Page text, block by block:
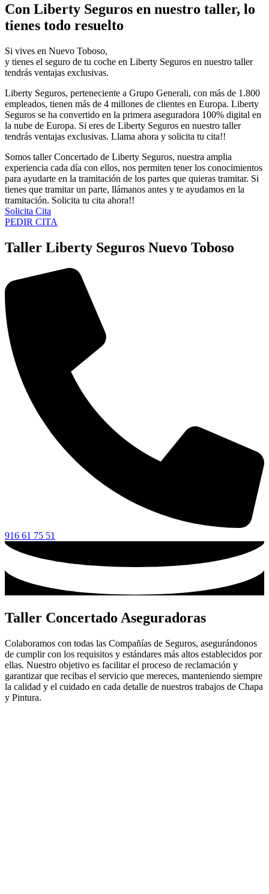
Con Liberty Seguros en nuestro taller, lo
tienes todo resuelto
Si vives en Nuevo Toboso,
y tienes el seguro de tu coche en Liberty Seguros en nuestro taller
tendrás ventajas exclusivas.
Liberty Seguros, perteneciente a Grupo Generali, con más de 1.800
empleados, tienen más de 4 millones de clientes en Europa. Liberty
Seguros se ha convertido en la primera aseguradora 100% digital en
la nube de Europa. Si eres de Liberty Seguros en nuestro taller
tendrás ventajas exclusivas. Llama ahora y solicita tu cita!!
Somos taller Concertado de Liberty Seguros, nuestra amplia
experiencia cada día con ellos, nos permiten tener los conocimientos
para ayudarte en la tramitación de los partes que quieras tramitar. Si
tienes que tramitar un parte, llámanos antes y te ayudamos en la
tramitación. Solicita tu cita ahora!!
Solicita Cita
PEDIR CITA
Taller Liberty Seguros Nuevo Toboso
916 61 75 51
Taller Concertado Aseguradoras
Colaboramos con todas las Compañías de Seguros, asegurándonos
de cumplir con los requisitos y estándares más altos establecidos por
ellas. Nuestro objetivo es facilitar el proceso de reclamación y
garantizar que recibas el servicio que mereces, manteniendo siempre
la calidad y el cuidado en cada detalle de nuestros trabajos de Chapa
y Pintura.